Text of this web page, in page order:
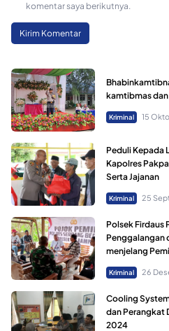
komentar saya berikutnya.
kamtibmas
Kriminal 15
Peduli Kepada
Kapolres
Serta Jajanan
Kriminal 25
Polsek Firdaus
Penggalangan
menjelang
Kriminal 26
Cooling
dan Perangkat
2024